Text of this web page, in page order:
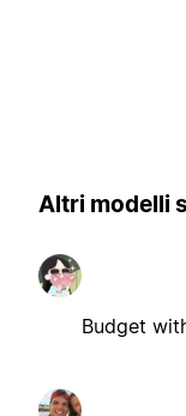
Altri modelli
Budget